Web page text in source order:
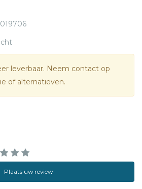
leverbaar. Neem contact op
of alternatieven.
Plaats uw review